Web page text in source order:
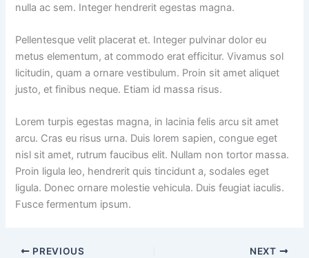
nulla ac sem. Integer hendrerit egestas magna.
Pellentesque velit placerat et. Integer pulvinar dolor eu
metus elementum, at commodo erat efficitur. Vivamus sol
licitudin, quam a ornare vestibulum. Proin sit amet aliquet
justo, et finibus neque. Etiam id massa risus.
Lorem turpis egestas magna, in lacinia felis arcu sit amet
arcu. Cras eu risus urna. Duis lorem sapien, congue eget
nisl sit amet, rutrum faucibus elit. Nullam non tortor massa.
Proin ligula leo, hendrerit quis tincidunt a, sodales eget
ligula. Donec ornare molestie vehicula. Duis feugiat iaculis.
Fusce fermentum ipsum.
PREVIOUS NEXT